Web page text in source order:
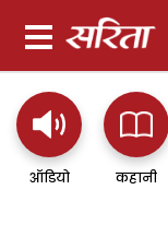
ऑडियो कहानी